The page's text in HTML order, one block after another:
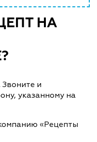
НА
и
указанному на
«Рецепты